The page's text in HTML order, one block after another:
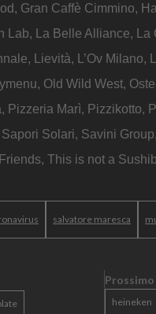
Gran Caffè Cimmino,
Lab, La Belle Alliance,
Lievità, L’Ov
Old Wild West,
Pizzeria Marì, Pizzikotto,
Solari, Savini
This is not a
salvatore maresca
heineken